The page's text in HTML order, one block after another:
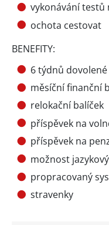
vykonávání testů
ochota cestovat
BENEFITY:
6 týdnů dovolené
měsíční finanční
relokační balíček
příspěvek na
příspěvek na
možnost
propracovaný
stravenky